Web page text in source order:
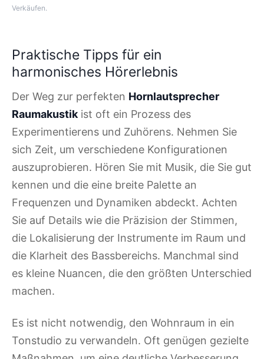
Verkäufen.
Praktische Tipps für ein
harmonisches Hörerlebnis
Der Weg zur perfekten Hornlautsprecher
Raumakustikist oft ein Prozess des
Experimentierens und Zuhörens. Nehmen Sie
sich Zeit, um verschiedene Konfigurationen
auszuprobieren. Hören Sie mit Musik, die Sie gut
kennen und die eine breite Palette an
Frequenzen und Dynamiken abdeckt. Achten
Sie auf Details wie die Präzision der Stimmen,
die Lokalisierung der Instrumente im Raum und
die Klarheit des Bassbereichs. Manchmal sind
es kleine Nuancen, die den größten Unterschied
machen.
Es ist nicht notwendig, den Wohnraum in ein
Tonstudio zu verwandeln. Oft genügen gezielte